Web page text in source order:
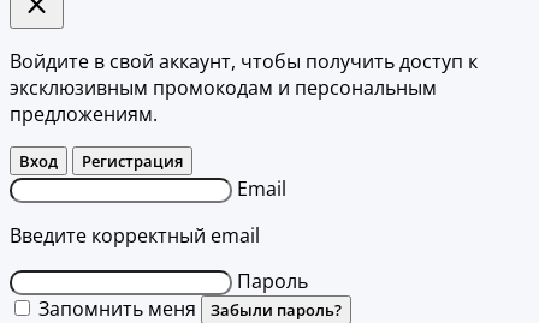
Войдите в свой аккаунт, чтобы получить доступ к
эксклюзивным промокодам и персональным
предложениям.
Вход Регистрация
Email
Введите корректный email
Пароль
Запомнить меня
Забыли пароль?